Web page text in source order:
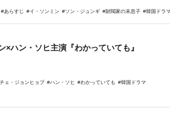
あらすじ イ・ソンミン ソン・ジュンギ 財閥家の末息子 韓国ドラ
×ハン・ソヒ主演『わかっていても』
ェ・ジョンヒョプ ハン・ソヒ わかっていても 韓国ドラマ